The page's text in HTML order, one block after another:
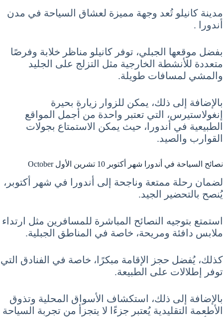
مدينة كانيلو تُعد وجهة مميزة لعشاق السياحة في مدن
أندورا .
بفضل موقعها الجبلي، توفر كانيلو مناظر خلابة وفرصًا
متعددة للأنشطة الخارجية مثل التزلج على الجليد
والمشي لمسافات طويلة.
بالإضافة إلى ذلك، يمكن للزوار زيارة بحيرة
إنغولاستيرس، التي تعتبر واحدة من أجمل المواقع
الطبيعية في أندورا، حيث يمكن الاستمتاع بجولات
القوارب والصيد.
نصائح السياحة في أندورا شهر أكتوبر 10 تشرين الأول October
لضمان رحلة ممتعة وناجحة إلى أندورا في شهر أكتوبر،
يُنصح بالتحضير الجيد.
استمتع بتوجيه النصائح المباشرة للمسافرين مثل ارتداء
ملابس دافئة ومريحة، خاصة في المناطق الجبلية.
كذلك، يُفضل حجز الإقامة مبكرًا، خاصة في الفنادق التي
توفر إطلالات على الطبيعة.
بالإضافة إلى ذلك، استكشاف الأسواق المحلية وتذوق
الأطعمة التقليدية يُعتبر جزءًا لا يتجزأ من تجربة السياحة